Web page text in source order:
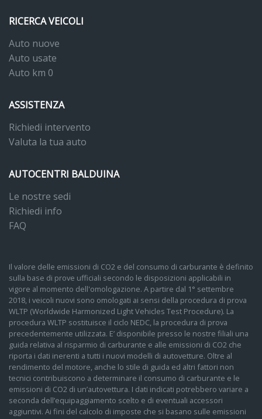
RICERCA VEICOLI
Auto nuove
Auto usate
Auto km 0
ASSISTENZA
Richiedi intervento
Valuta la tua auto
AUTOCENTRI BALDUINA
Le nostre sedi
Richiedi info
FAQ
Il valore delle emissioni di CO2 e del consumo di carburante è definito
sulla base di prove ufficiali secondo le disposizioni applicabili in
vigore al momento dell'omologazione. A partire dal 1° settembre
2018, i veicoli nuovi sono omologati ai sensi della procedura di prova
WLTP (Worldwide Harmonized Light Vehicles Test Procedure). La
procedura WLTP sostituisce il ciclo NEDC, la procedura di prova
precedentemente utilizzata. E’ disponibile presso le nostre filiali una
guida relativa al risparmio di carburante e alle emissioni di CO2 che
riporta i dati inerenti a tutti i nuovi modelli di autovetture. Oltre al
rendimento del motore, anche lo stile di guida ed altri fattori non
tecnici contribuiscono a determinare il consumo di carburante e le
emissioni di CO2 di un’autovettura. I dati indicati potrebbero variare a
seconda dell’equipaggiamento scelto e di eventuali accessori
aggiuntivi. Ai fini del calcolo di imposte che si basano sulle emissioni